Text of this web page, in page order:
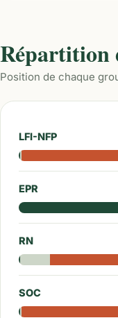
Répartition
Position de chaque
LFI-NFP
EPR
RN
SOC